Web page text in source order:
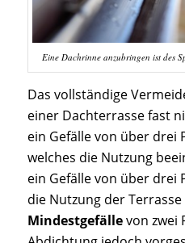
Eine Dachrinne anzubringen ist des
Das vollständige
einer Dachterrasse fast
ein Gefälle von über drei
welches die Nutzung
ein Gefälle von über drei
die Nutzung der
Mindestgefällevon zwei